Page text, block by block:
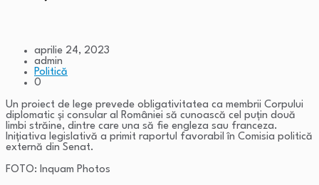
aprilie 24, 2023
admin
Politică
0
Un proiect de lege prevede obligativitatea ca membrii Corpului
diplomatic și consular al României să cunoască cel puțin două
limbi străine, dintre care una să fie engleza sau franceza.
Inițiativa legislativă a primit raportul favorabil în Comisia politică
externă din Senat.
FOTO: Inquam Photos